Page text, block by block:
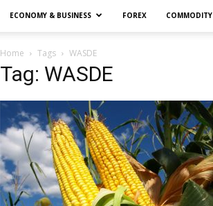
ECONOMY & BUSINESS FOREX COMMODITY
Home Tags WASDE
Tag: WASDE